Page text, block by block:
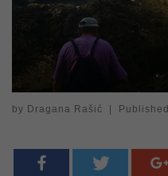
by Dragana Rašić Published